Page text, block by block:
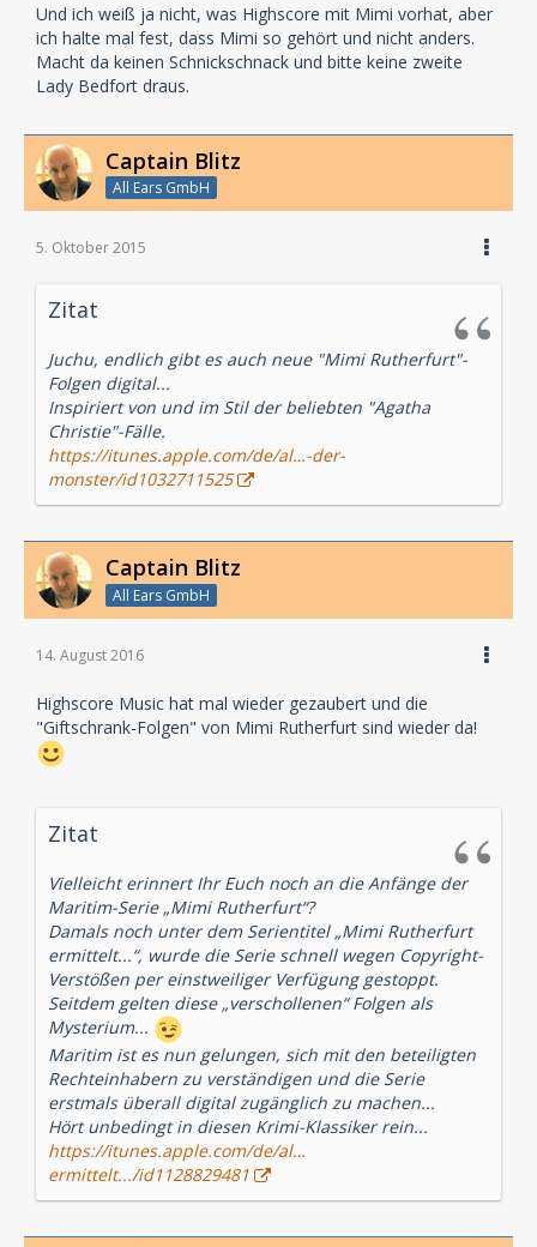
Und ich weiß ja nicht, was Highscore mit Mimi vorhat, aber
ich halte mal fest, dass Mimi so gehört und nicht anders.
Macht da keinen Schnickschnack und bitte keine zweite
Lady Bedfort draus.
Captain Blitz
All Ears GmbH
5. Oktober 2015
Zitat
Juchu, endlich gibt es auch neue "Mimi Rutherfurt"-
Folgen digital...
Inspiriert von und im Stil der beliebten "Agatha
Christie"-Fälle.
https://itunes.apple.com/de/al…-der-
monster/id1032711525
Captain Blitz
All Ears GmbH
14. August 2016
Highscore Music hat mal wieder gezaubert und die
"Giftschrank-Folgen" von Mimi Rutherfurt sind wieder da!
Zitat
Vielleicht erinnert Ihr Euch noch an die Anfänge der
Maritim-Serie „Mimi Rutherfurt“?
Damals noch unter dem Serientitel „Mimi Rutherfurt
ermittelt...“, wurde die Serie schnell wegen Copyright-
Verstößen per einstweiliger Verfügung gestoppt.
Seitdem gelten diese „verschollenen“ Folgen als
Mysterium...
Maritim ist es nun gelungen, sich mit den beteiligten
Rechteinhabern zu verständigen und die Serie
erstmals überall digital zugänglich zu machen...
Hört unbedingt in diesen Krimi-Klassiker rein...
https://itunes.apple.com/de/al…
ermittelt.../id1128829481